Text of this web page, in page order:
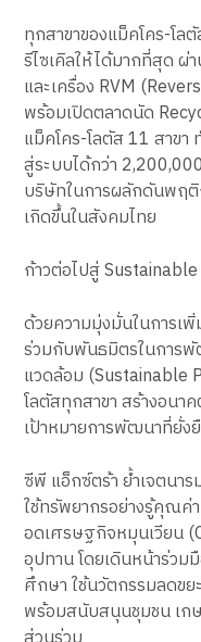
ทุกสาขาของแม็คโคร-โล
รีไซเคิลให้ได้มากที่สุด
และเครื่อง RVM
พร้อมเปิดตลาดนัด
แม็คโคร-โลตัส 11 สาขา
สู่ระบบได้กว่า
บริษัทในการผลักดันพฤติ
เกิดขึ้นในสังคมไทย
ก้าวต่อไปสู่
ด้วยความมุ่งมั่นในการเ
ร่วมกับพันธมิตรในการ
แวดล้อม (Sustainable
โลตัสทุกสาขา สร้างอนา
เป้าหมายการพัฒนาที่ยั่ง
ซีพี แอ็กซ์ตร้า ย้ำเจตนา
ใช้ทรัพยากรอย่างรู้คุณค่
อดเศรษฐกิจหมุนเวียน
อุปทาน โดยเดินหน้าร่วม
ศึกษา ใช้นวัตกรรมลดขย
พร้อมสนับสนุนชุมชน เก